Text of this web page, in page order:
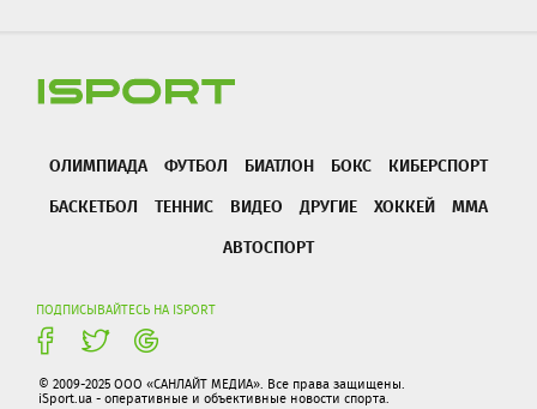
ОЛИМПИАДА ФУТБОЛ БИАТЛОН БОКС
КИБЕРСПОРТ
БАСКЕТБОЛ
ТЕННИС ВИДЕО ДРУГИЕ ХОККЕЙ
ММА
АВТОСПОРТ
ПОДПИСЫВАЙТЕСЬ НА ISPORT
© 2009-2025 ООО «САНЛАЙТ МЕДИА». Все права защищены.
iSport.ua - оперативные и объективные новости спорта.